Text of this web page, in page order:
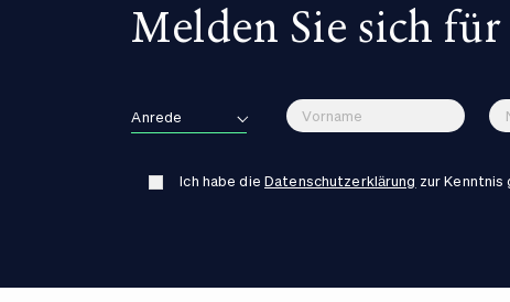
Melden Sie sich
Anrede
Ich habe dieDatenschutzerklärung zur Kenntnis